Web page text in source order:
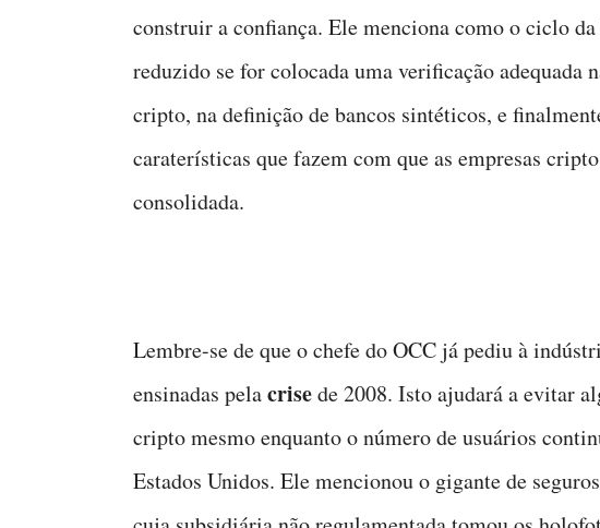
construir a confiança. Ele menciona como o ciclo
reduzido se for colocada uma verificação adequada
cripto, na definição de bancos sintéticos, e
caraterísticas que fazem com que as empresas
consolidada.
Lembre-se de que o chefe do OCC já pediu à
ensinadas pelacrisede 2008. Isto ajudará a evitar
cripto mesmo enquanto o número de usuários
Estados Unidos. Ele mencionou o gigante de